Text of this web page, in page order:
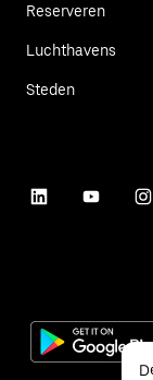
Reserveren
Luchthavens
Steden